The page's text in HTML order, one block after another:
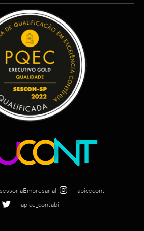
apicecont
apice_contabil